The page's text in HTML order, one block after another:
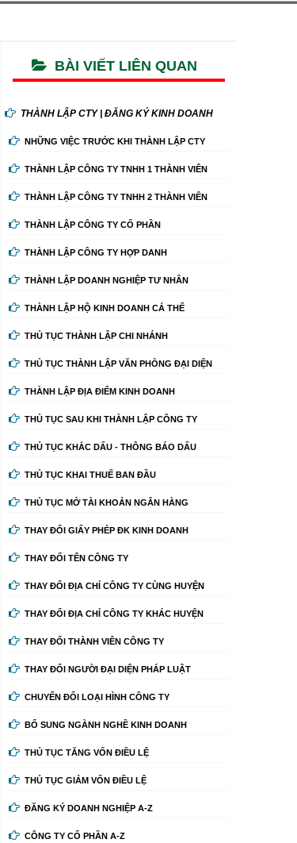
BÀI VIẾT LIÊN QUAN
THÀNH LẬP CTY | ĐĂNG KÝ KINH DOANH
NHỮNG VIỆC TRƯỚC KHI THÀNH LẬP CTY
THÀNH LẬP CÔNG TY TNHH 1 THÀNH VIÊN
THÀNH LẬP CÔNG TY TNHH 2 THÀNH VIÊN
THÀNH LẬP CÔNG TY CỔ PHẦN
THÀNH LẬP CÔNG TY HỢP DANH
THÀNH LẬP DOANH NGHIỆP TƯ NHÂN
THÀNH LẬP HỘ KINH DOANH CÁ THỂ
THỦ TỤC THÀNH LẬP CHI NHÁNH
THỦ TỤC THÀNH LẬP VĂN PHÒNG ĐẠI DIỆN
THÀNH LẬP ĐỊA ĐIỂM KINH DOANH
THỦ TỤC SAU KHI THÀNH LẬP CÔNG TY
THỦ TỤC KHẮC DẤU - THÔNG BÁO DẤU
THỦ TỤC KHAI THUẾ BAN ĐẦU
THỦ TỤC MỞ TÀI KHOẢN NGÂN HÀNG
THAY ĐỔI GIẤY PHÉP ĐK KINH DOANH
THAY ĐỔI TÊN CÔNG TY
THAY ĐỔI ĐỊA CHỈ CÔNG TY CÙNG HUYỆN
THAY ĐỔI ĐỊA CHỈ CÔNG TY KHÁC HUYỆN
THAY ĐỔI THÀNH VIÊN CÔNG TY
THAY ĐỔI NGƯỜI ĐẠI DIỆN PHÁP LUẬT
CHUYỂN ĐỔI LOẠI HÌNH CÔNG TY
BỔ SUNG NGÀNH NGHỀ KINH DOANH
THỦ TỤC TĂNG VỐN ĐIỀU LỆ
THỦ TỤC GIẢM VỐN ĐIỀU LỆ
ĐĂNG KÝ DOANH NGHIỆP A-Z
CÔNG TY CỔ PHẦN A-Z